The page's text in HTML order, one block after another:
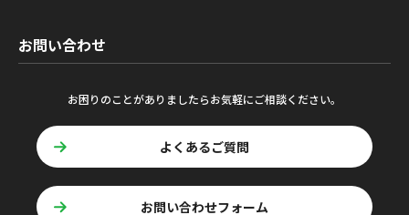
お問い合わせ
お困りのことがありましたらお気軽にご相談ください。
よくあるご質問
お問い合わせフォーム